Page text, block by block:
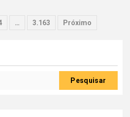
… 3.163 Próximo
Pesquisar